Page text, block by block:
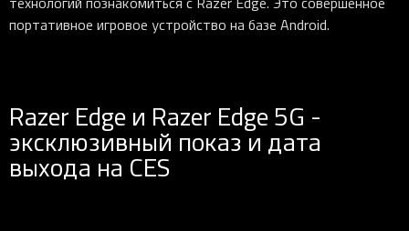
портативное игровое устройство на базе Android.
Razer Edge и Razer Edge 5G -
эксклюзивный показ и дата
выхода на CES